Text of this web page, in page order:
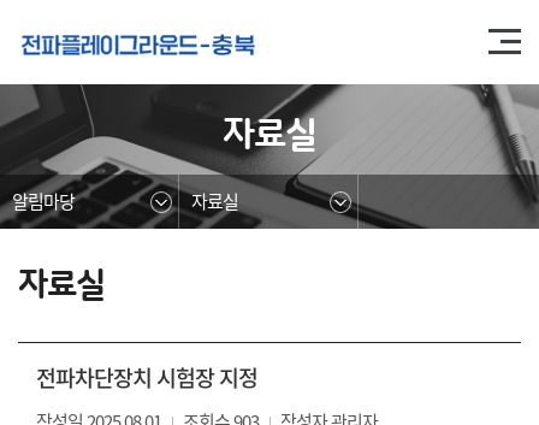
자료실
알림마당 자료실
자료실
전파차단장치 시험장 지정